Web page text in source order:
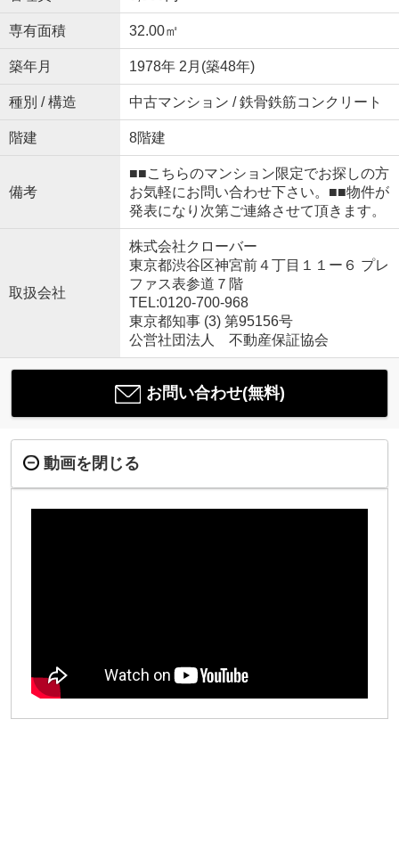
専有面積 32.00㎡
築年月 1978年 2月(築48年)
種別 / 構造 中古マンション / 鉄骨鉄筋コンクリート
階建 8階建
備考
■■こちらのマンション限定でお探しの方
お気軽にお問い合わせ下さい。■■物件が
発表になり次第ご連絡させて頂きます。
取扱会社
株式会社クローバー
東京都渋谷区神宮前４丁目１１ー６ プレ
ファス表参道７階
TEL:0120-700-968
東京都知事 (3) 第95156号
公営社団法人 不動産保証協会
お問い合わせ(無料)
動画を閉じる